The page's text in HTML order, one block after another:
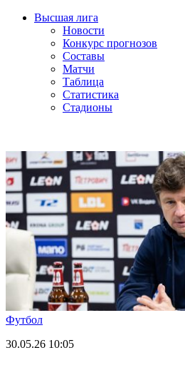
Высшая лига
Новости
Конкурс прогнозов
Составы
Матчи
Таблица
Статистика
Стадионы
Футбол
30.05.26 10:05